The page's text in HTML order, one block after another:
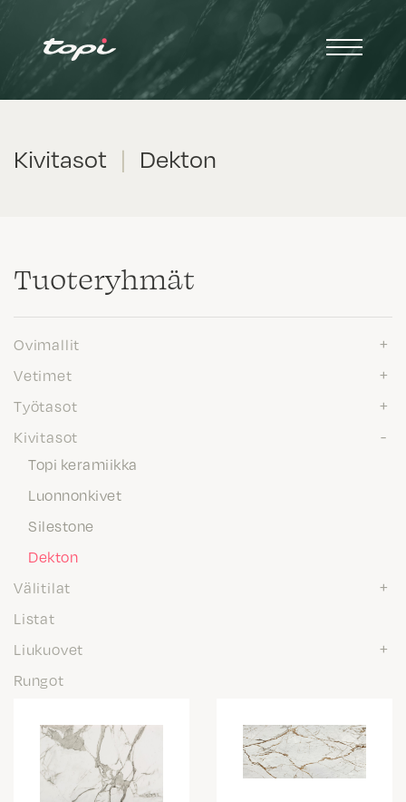
Kivitasot | Dekton
Tuote­ryhmät
Ovimallit
Vetimet
Työtasot
Kivitasot
Topi keramiikka
Luonnonkivet
Silestone
Dekton
Välitilat
Listat
Liukuovet
Rungot